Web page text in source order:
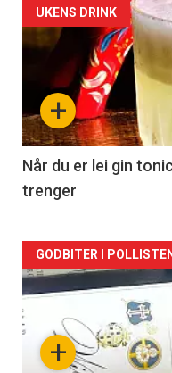
Forsiden
akkurat
nå
-
2
+
UKENS DRINK
Når du er lei gin
trenger
Forsiden
akkurat
nå+
GODBITER I POLLISTEN